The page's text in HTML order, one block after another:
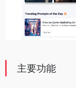
主要功能